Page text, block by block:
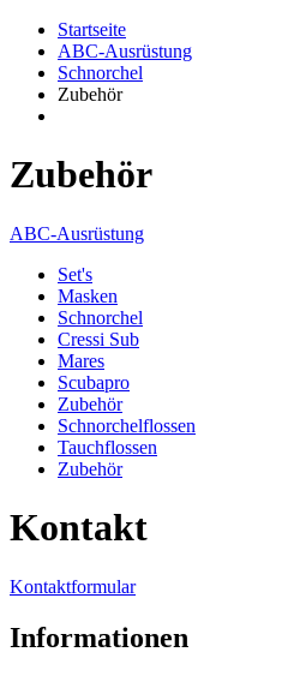
Startseite
ABC-Ausrüstung
Schnorchel
Zubehör
Zubehör
ABC-Ausrüstung
Set's
Masken
Schnorchel
Cressi Sub
Mares
Scubapro
Zubehör
Schnorchelflossen
Tauchflossen
Zubehör
Kontakt
Kontaktformular
Informationen